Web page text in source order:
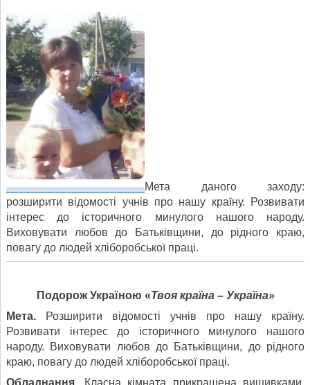
Мета даного заходу:
розширити відомості учнів про нашу країну. Розвивати
інтерес до історичного минулого нашого народу.
Виховувати любов до Батьківщини, до рідного краю,
повагу до людей хліборобської праці.
Подорож Україною «Твоя країна – Україна»
Мета.
Розширити відомості учнів про нашу країну.
Розвивати інтерес до історичного минулого нашого
народу. Виховувати любов до Батьківщини, до рідного
краю, повагу до людей хліборобської праці.
Обладнання. Класна кімната прикрашена вишивками,